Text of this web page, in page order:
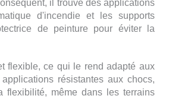
il trouve des applications
d'incendie et les supports
de peinture pour éviter la
flexible, ce qui le rend adapté aux
résistantes aux chocs,
flexibilité, même dans les terrains